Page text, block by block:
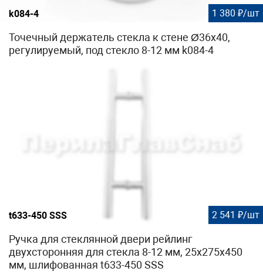
k084-4 1 380 ₽/шт
Точечный держатель стекла к стене Ø36x40,
регулируемый, под стекло 8-12 мм k084-4
t633-450 SSS 2 541 ₽/шт
Ручка для стеклянной двери рейлинг
двухсторонняя для стекла 8-12 мм, 25x275x450
мм, шлифованная t633-450 SSS